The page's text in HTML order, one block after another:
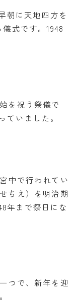
朝に天地四方を
式です。1948
を祝う祭儀で
ていました。
中で行われてい
ちえ）を明治期
年まで祭日にな
つで、新年を迎